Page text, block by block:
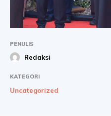
PENULIS
Redaksi
KATEGORI
Uncategorized